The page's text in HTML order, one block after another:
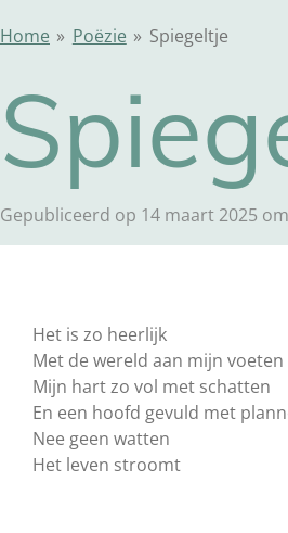
Home » Poëzie » Spiegeltje
Gepubliceerd op 14 maart 2025
Het is zo heerlijk
Met de wereld aan mijn voeten
Mijn hart zo vol met schatten
En een hoofd gevuld met
Nee geen watten
Het leven stroomt